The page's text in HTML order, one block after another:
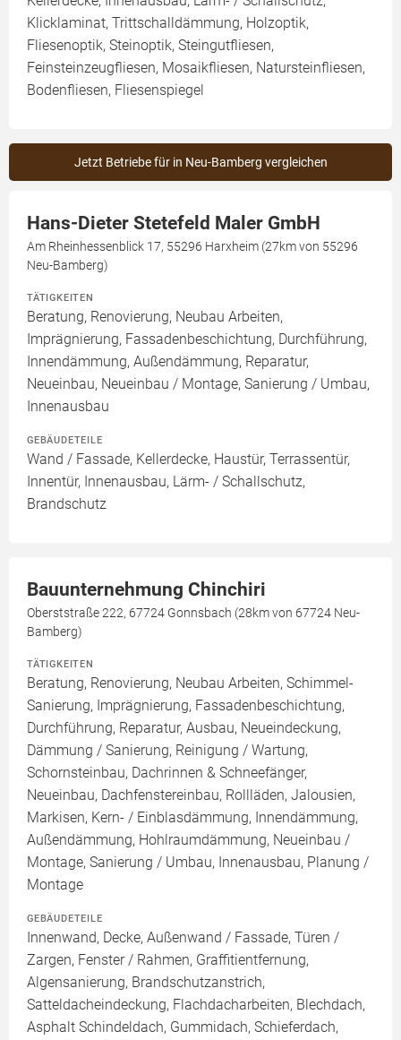
Klicklaminat, Trittschalldämmung, Holzoptik,
Fliesenoptik, Steinoptik, Steingutfliesen,
Feinsteinzeugfliesen, Mosaikfliesen, Natursteinfliesen,
Bodenfliesen, Fliesenspiegel
Jetzt Betriebe für in Neu-Bamberg vergleichen
Hans-Dieter Stetefeld Maler GmbH
Am Rheinhessenblick 17, 55296 Harxheim (27km von 55296
Neu-Bamberg)
TÄTIGKEITEN
Beratung, Renovierung, Neubau Arbeiten,
Imprägnierung, Fassadenbeschichtung, Durchführung,
Innendämmung, Außendämmung, Reparatur,
Neueinbau, Neueinbau / Montage, Sanierung / Umbau,
Innenausbau
GEBÄUDETEILE
Wand / Fassade, Kellerdecke, Haustür, Terrassentür,
Innentür, Innenausbau, Lärm- / Schallschutz,
Brandschutz
Bauunternehmung Chinchiri
Oberststraße 222, 67724 Gonnsbach (28km von 67724 Neu-
Bamberg)
TÄTIGKEITEN
Beratung, Renovierung, Neubau Arbeiten, Schimmel-
Sanierung, Imprägnierung, Fassadenbeschichtung,
Durchführung, Reparatur, Ausbau, Neueindeckung,
Dämmung / Sanierung, Reinigung / Wartung,
Schornsteinbau, Dachrinnen & Schneefänger,
Neueinbau, Dachfenstereinbau, Rollläden, Jalousien,
Markisen, Kern- / Einblasdämmung, Innendämmung,
Außendämmung, Hohlraumdämmung, Neueinbau /
Montage, Sanierung / Umbau, Innenausbau, Planung /
Montage
GEBÄUDETEILE
Innenwand, Decke, Außenwand / Fassade, Türen /
Zargen, Fenster / Rahmen, Graffitientfernung,
Algensanierung, Brandschutzanstrich,
Satteldacheindeckung, Flachdacharbeiten, Blechdach,
Asphalt Schindeldach, Gummidach, Schieferdach,